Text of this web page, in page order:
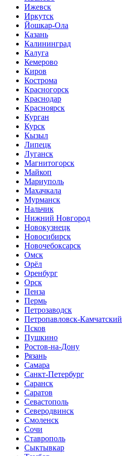
Ижевск
Иркутск
Йошкар-Ола
Казань
Калининград
Калуга
Кемерово
Киров
Кострома
Красногорск
Краснодар
Красноярск
Курган
Курск
Кызыл
Липецк
Луганск
Магнитогорск
Майкоп
Мариуполь
Махачкала
Мурманск
Нальчик
Нижний Новгород
Новокузнецк
Новосибирск
Новочебоксарск
Омск
Орёл
Оренбург
Орск
Пенза
Пермь
Петрозаводск
Петропавловск-Камчатский
Псков
Пушкино
Ростов-на-Дону
Рязань
Самара
Санкт-Петербург
Саранск
Саратов
Севастополь
Северодвинск
Смоленск
Сочи
Ставрополь
Сыктывкар